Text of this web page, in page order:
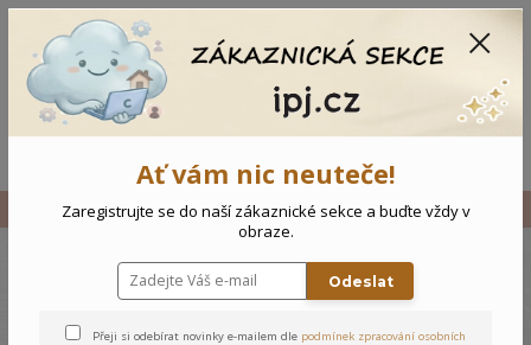
Vše Kojenecký overal Medvídek
Kojenecký overal Medvídek
Ať vám nic neuteče!
Zaregistrujte se do naší zákaznické sekce a buďte vždy v
obraze.
Odeslat
Přeji si odebírat novinky e-mailem dle podmínek zpracování osobních